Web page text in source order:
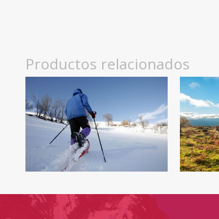
Productos relacionados